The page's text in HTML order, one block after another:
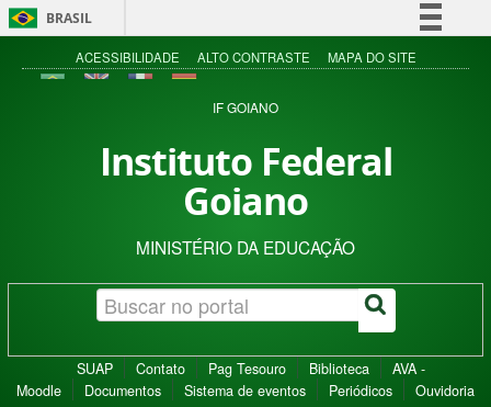
BRASIL
Simplifique!
Acesso à informação
ACESSIBILIDADE ALTO CONTRASTE MAPA DO SITE
IF GOIANO
Instituto Federal
Goiano
MINISTÉRIO DA EDUCAÇÃO
SUAP Contato Pag Tesouro Biblioteca
AVA -
Moodle
Documentos Sistema de eventos Periódicos Ouvidoria